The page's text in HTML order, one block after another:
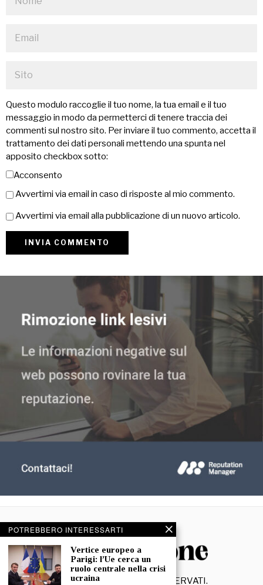
Questo modulo raccoglie il tuo nome, la tua email e il tuo
messaggio in modo da permetterci di tenere traccia dei
commenti sul nostro sito. Per inviare il tuo commento, accetta il
trattamento dei dati personali mettendo una spunta nel
apposito checkbox sotto:
Acconsento
Avvertimi via email in caso di risposte al mio commento.
Avvertimi via email alla pubblicazione di un nuovo articolo.
© 2026- TUTTI I DIRITTI RISERVATI.
POTREBBERO INTERESSARTI
Vertice europeo a
Parigi: l’Ue cerca un
ruolo centrale nella crisi
ucraina